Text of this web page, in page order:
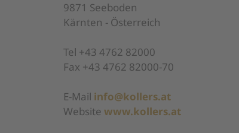
9871 Seeboden
Kärnten - Österreich
Tel +43 4762 82000
Fax +43 4762 82000-70
E-Mail info@kollers.at
Website www.kollers.at